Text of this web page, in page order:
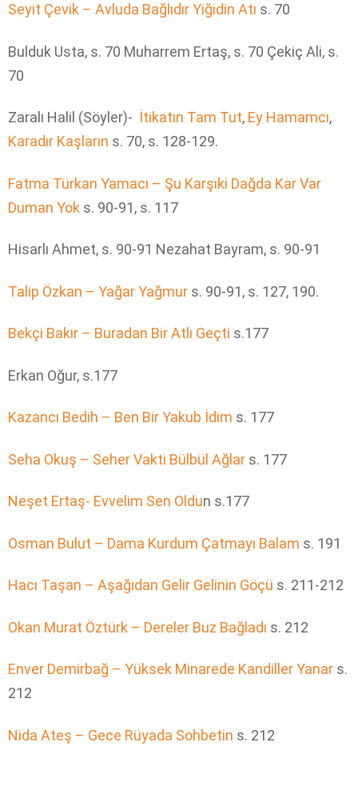
Seyit Çevik – Avluda Bağlıdır Yiğidin Atı s. 70
Bulduk Usta, s. 70 Muharrem Ertaş, s. 70 Çekiç Ali, s.
70
Zaralı Halil (Söyler)- İtikatın Tam Tut, Ey Hamamcı,
Karadır Kaşların s. 70, s. 128-129.
Fatma Türkan Yamacı – Şu Karşıki Dağda Kar Var
Duman Yok s. 90-91, s. 117
Hisarlı Ahmet, s. 90-91 Nezahat Bayram, s. 90-91
Talip Özkan – Yağar Yağmur s. 90-91, s. 127, 190.
Bekçi Bakır – Buradan Bir Atlı Geçti s.177
Erkan Oğur, s.177
Kazancı Bedih – Ben Bir Yakub İdim s. 177
Seha Okuş – Seher Vakti Bülbül Ağlar s. 177
Neşet Ertaş- Evvelim Sen Oldun s.177
Osman Bulut – Dama Kurdum Çatmayı Balam s. 191
Hacı Taşan – Aşağıdan Gelir Gelinin Göçü s. 211-212
Okan Murat Öztürk – Dereler Buz Bağladı s. 212
Enver Demirbağ – Yüksek Minarede Kandiller Yanar s.
212
Nida Ateş – Gece Rüyada Sohbetin s. 212